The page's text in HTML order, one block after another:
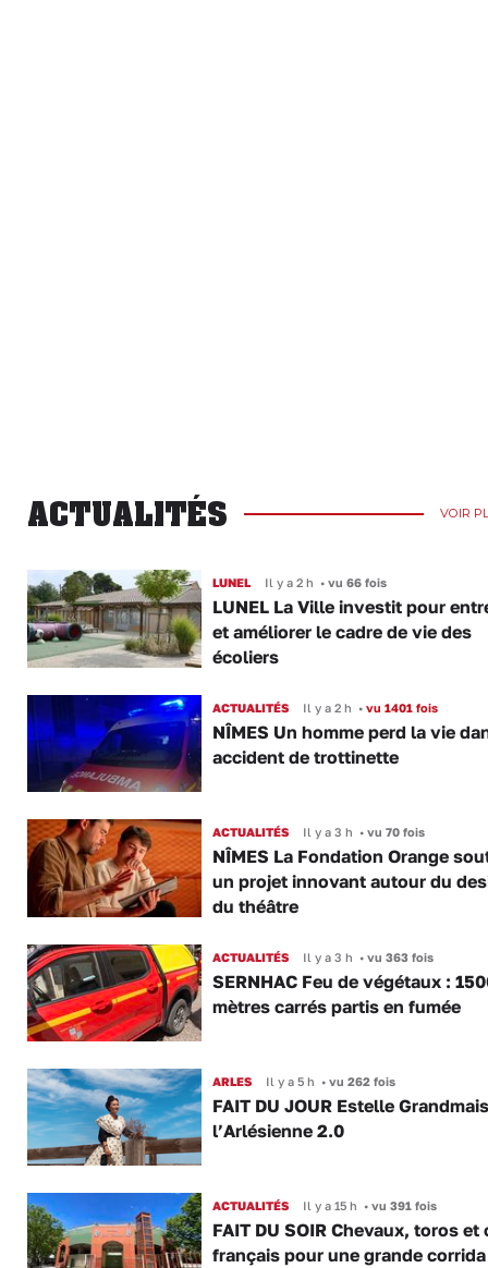
ACTUALITÉS VOIR
LUNEL Il y a 2 h •vu 66 fois
LUNEL La Ville investit pour
et améliorer le cadre de vie des
écoliers
ACTUALITÉS Il y a 2 h •vu 1401 fois
NÎMES Un homme perd la vie
accident de trottinette
ACTUALITÉS Il y a 3 h •vu 70 fois
NÎMES La Fondation Orange
un projet innovant autour du
du théâtre
ACTUALITÉS Il y a 3 h •vu 363 fois
SERNHAC Feu de végétaux :
mètres carrés partis en fumée
ARLES Il y a 5 h •vu 262 fois
FAIT DU JOUR Estelle
l’Arlésienne 2.0
ACTUALITÉS Il y a 15 h •vu 391 fois
FAIT DU SOIR Chevaux, toros et
français pour une grande corrida